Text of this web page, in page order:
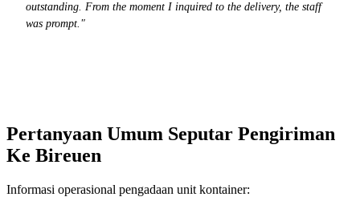
outstanding. From the moment I inquired to the delivery, the staff
was prompt."
Pertanyaan Umum Seputar Pengiriman
Ke Bireuen
Informasi operasional pengadaan unit kontainer: